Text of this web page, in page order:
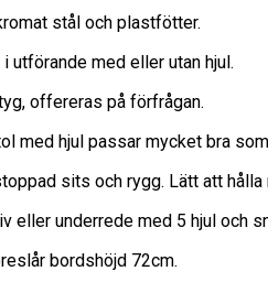
stål och plastfötter.
med eller utan hjul.
offereras på förfrågan.
med hjul passar mycket bra
sits och rygg. Lätt att
eller underrede med 5 hjul och
bordshöjd 72cm.